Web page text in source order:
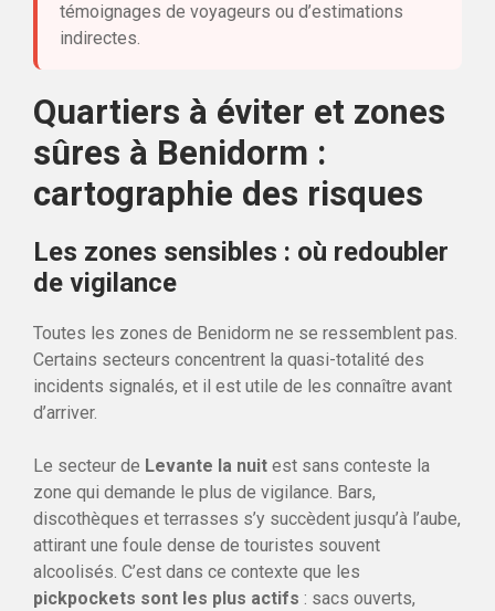
témoignages de voyageurs ou d’estimations
indirectes.
Quartiers à éviter et zones
sûres à Benidorm :
cartographie des risques
Les zones sensibles : où redoubler
de vigilance
Toutes les zones de Benidorm ne se ressemblent pas.
Certains secteurs concentrent la quasi-totalité des
incidents signalés, et il est utile de les connaître avant
d’arriver.
Le secteur de Levante la nuit est sans conteste la
zone qui demande le plus de vigilance. Bars,
discothèques et terrasses s’y succèdent jusqu’à l’aube,
attirant une foule dense de touristes souvent
alcoolisés. C’est dans ce contexte que les
pickpockets sont les plus actifs : sacs ouverts,